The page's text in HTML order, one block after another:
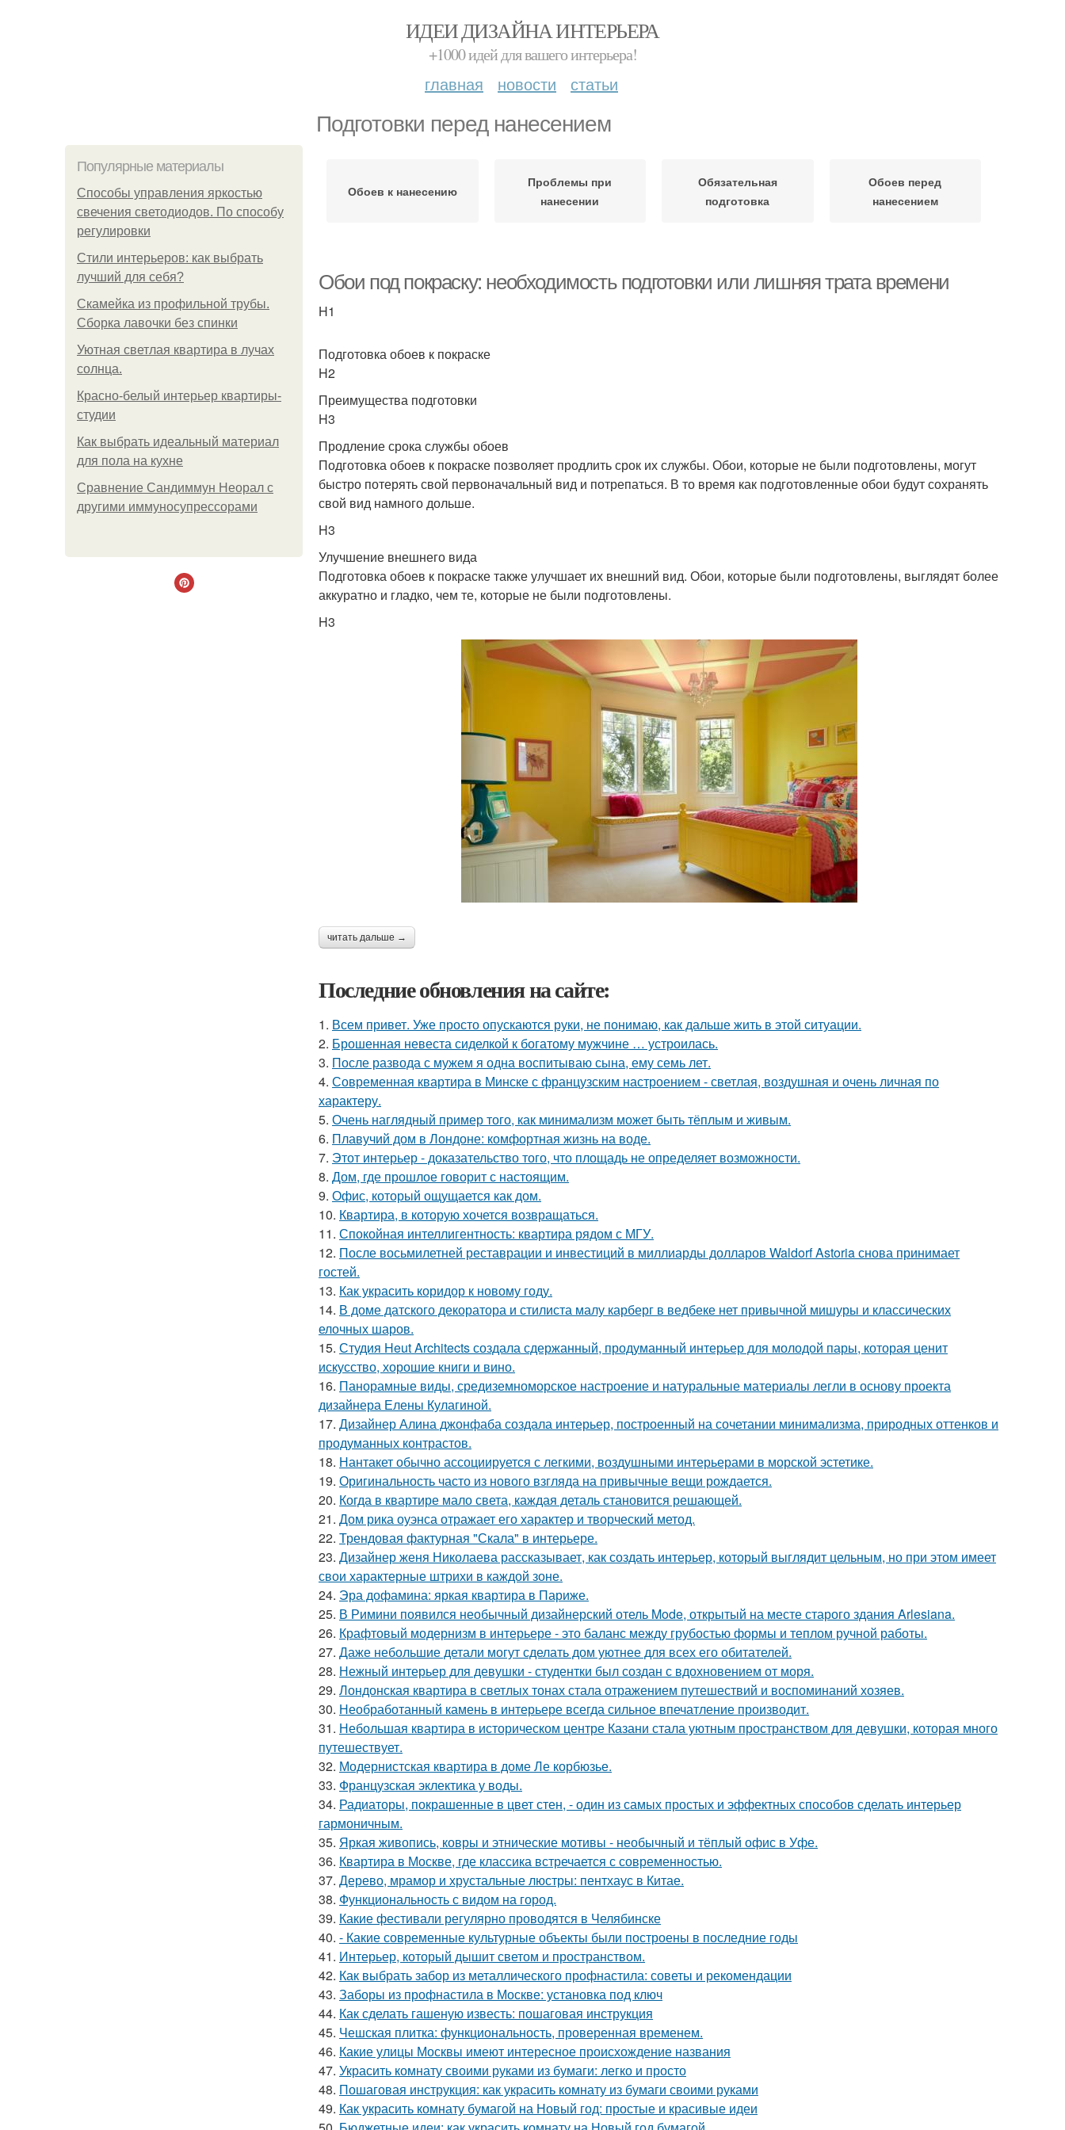
ИДЕИ ДИЗАЙНА ИНТЕРЬЕРА
+1000 идей для вашего интерьера!
главная новости статьи
Подготовки перед нанесением
Популярные материалы
Способы управления яркостью
свечения светодиодов. По способу
регулировки
Стили интерьеров: как выбрать
лучший для себя?
Скамейка из профильной трубы.
Сборка лавочки без спинки
Уютная светлая квартира в лучах
солнца.
Красно-белый интерьер квартиры-
студии
Как выбрать идеальный материал
для пола на кухне
Сравнение Сандиммун Неорал с
другими иммуносупрессорами
Обоев к нанесению
Проблемы при
нанесении
Обязательная
подготовка
Обоев перед
нанесением
Обои под покраску: необходимость подготовки или лишняя трата времени
H1
Подготовка обоев к покраске
H2
Преимущества подготовки
H3
Продление срока службы обоев
Подготовка обоев к покраске позволяет продлить срок их службы. Обои, которые не были подготовлены, могут
быстро потерять свой первоначальный вид и потрепаться. В то время как подготовленные обои будут сохранять
свой вид намного дольше.
H3
Улучшение внешнего вида
Подготовка обоев к покраске также улучшает их внешний вид. Обои, которые были подготовлены, выглядят более
аккуратно и гладко, чем те, которые не были подготовлены.
H3
читать дальше →
Последние обновления на сайте:
1. Всем привет. Уже просто опускаются руки, не понимаю, как дальше жить в этой ситуации.
2. Брошенная невеста сиделкой к богатому мужчине … устроилась.
3. После развода с мужем я одна воспитываю сына, ему семь лет.
4. Современная квартира в Минске с французским настроением - светлая, воздушная и очень личная по
характеру.
5. Очень наглядный пример того, как минимализм может быть тёплым и живым.
6. Плавучий дом в Лондоне: комфортная жизнь на воде.
7. Этот интерьер - доказательство того, что площадь не определяет возможности.
8. Дом, где прошлое говорит с настоящим.
9. Офис, который ощущается как дом.
10. Квартира, в которую хочется возвращаться.
11. Спокойная интеллигентность: квартира рядом с МГУ.
12. После восьмилетней реставрации и инвестиций в миллиарды долларов Waldorf Astoria снова принимает
гостей.
13. Как украсить коридор к новому году.
14. В доме датского декоратора и стилиста малу карберг в ведбеке нет привычной мишуры и классических
елочных шаров.
15. Студия Heut Architects создала сдержанный, продуманный интерьер для молодой пары, которая ценит
искусство, хорошие книги и вино.
16. Панорамные виды, средиземноморское настроение и натуральные материалы легли в основу проекта
дизайнера Елены Кулагиной.
17. Дизайнер Алина джонфаба создала интерьер, построенный на сочетании минимализма, природных оттенков и
продуманных контрастов.
18. Нантакет обычно ассоциируется с легкими, воздушными интерьерами в морской эстетике.
19. Оригинальность часто из нового взгляда на привычные вещи рождается.
20. Когда в квартире мало света, каждая деталь становится решающей.
21. Дом рика оуэнса отражает его характер и творческий метод.
22. Трендовая фактурная "Скала" в интерьере.
23. Дизайнер женя Николаева рассказывает, как создать интерьер, который выглядит цельным, но при этом имеет
свои характерные штрихи в каждой зоне.
24. Эра дофамина: яркая квартира в Париже.
25. В Римини появился необычный дизайнерский отель Mode, открытый на месте старого здания Arlesiana.
26. Крафтовый модернизм в интерьере - это баланс между грубостью формы и теплом ручной работы.
27. Даже небольшие детали могут сделать дом уютнее для всех его обитателей.
28. Нежный интерьер для девушки - студентки был создан с вдохновением от моря.
29. Лондонская квартира в светлых тонах стала отражением путешествий и воспоминаний хозяев.
30. Необработанный камень в интерьере всегда сильное впечатление производит.
31. Небольшая квартира в историческом центре Казани стала уютным пространством для девушки, которая много
путешествует.
32. Модернистская квартира в доме Ле корбюзье.
33. Французская эклектика у воды.
34. Радиаторы, покрашенные в цвет стен, - один из самых простых и эффектных способов сделать интерьер
гармоничным.
35. Яркая живопись, ковры и этнические мотивы - необычный и тёплый офис в Уфе.
36. Квартира в Москве, где классика встречается с современностью.
37. Дерево, мрамор и хрустальные люстры: пентхаус в Китае.
38. Функциональность с видом на город.
39. Какие фестивали регулярно проводятся в Челябинске
40. - Какие современные культурные объекты были построены в последние годы
41. Интерьер, который дышит светом и пространством.
42. Как выбрать забор из металлического профнастила: советы и рекомендации
43. Заборы из профнастила в Москве: установка под ключ
44. Как сделать гашеную известь: пошаговая инструкция
45. Чешская плитка: функциональность, проверенная временем.
46. Какие улицы Москвы имеют интересное происхождение названия
47. Украсить комнату своими руками из бумаги: легко и просто
48. Пошаговая инструкция: как украсить комнату из бумаги своими руками
49. Как украсить комнату бумагой на Новый год: простые и красивые идеи